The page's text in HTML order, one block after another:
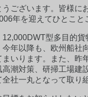
ございます。皆様に
年を迎えてひとこと
型多目的
年以降も、欧州船社
いります。また、昨
潮対策、研掃工場
社一丸となって取り